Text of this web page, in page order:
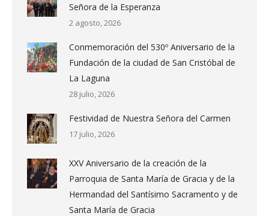
Señora de la Esperanza
2 agosto, 2026
Conmemoración del 530º Aniversario de la
Fundación de la ciudad de San Cristóbal de
La Laguna
28 julio, 2026
Festividad de Nuestra Señora del Carmen
17 julio, 2026
XXV Aniversario de la creación de la
Parroquia de Santa María de Gracia y de la
Hermandad del Santísimo Sacramento y de
Santa María de Gracia